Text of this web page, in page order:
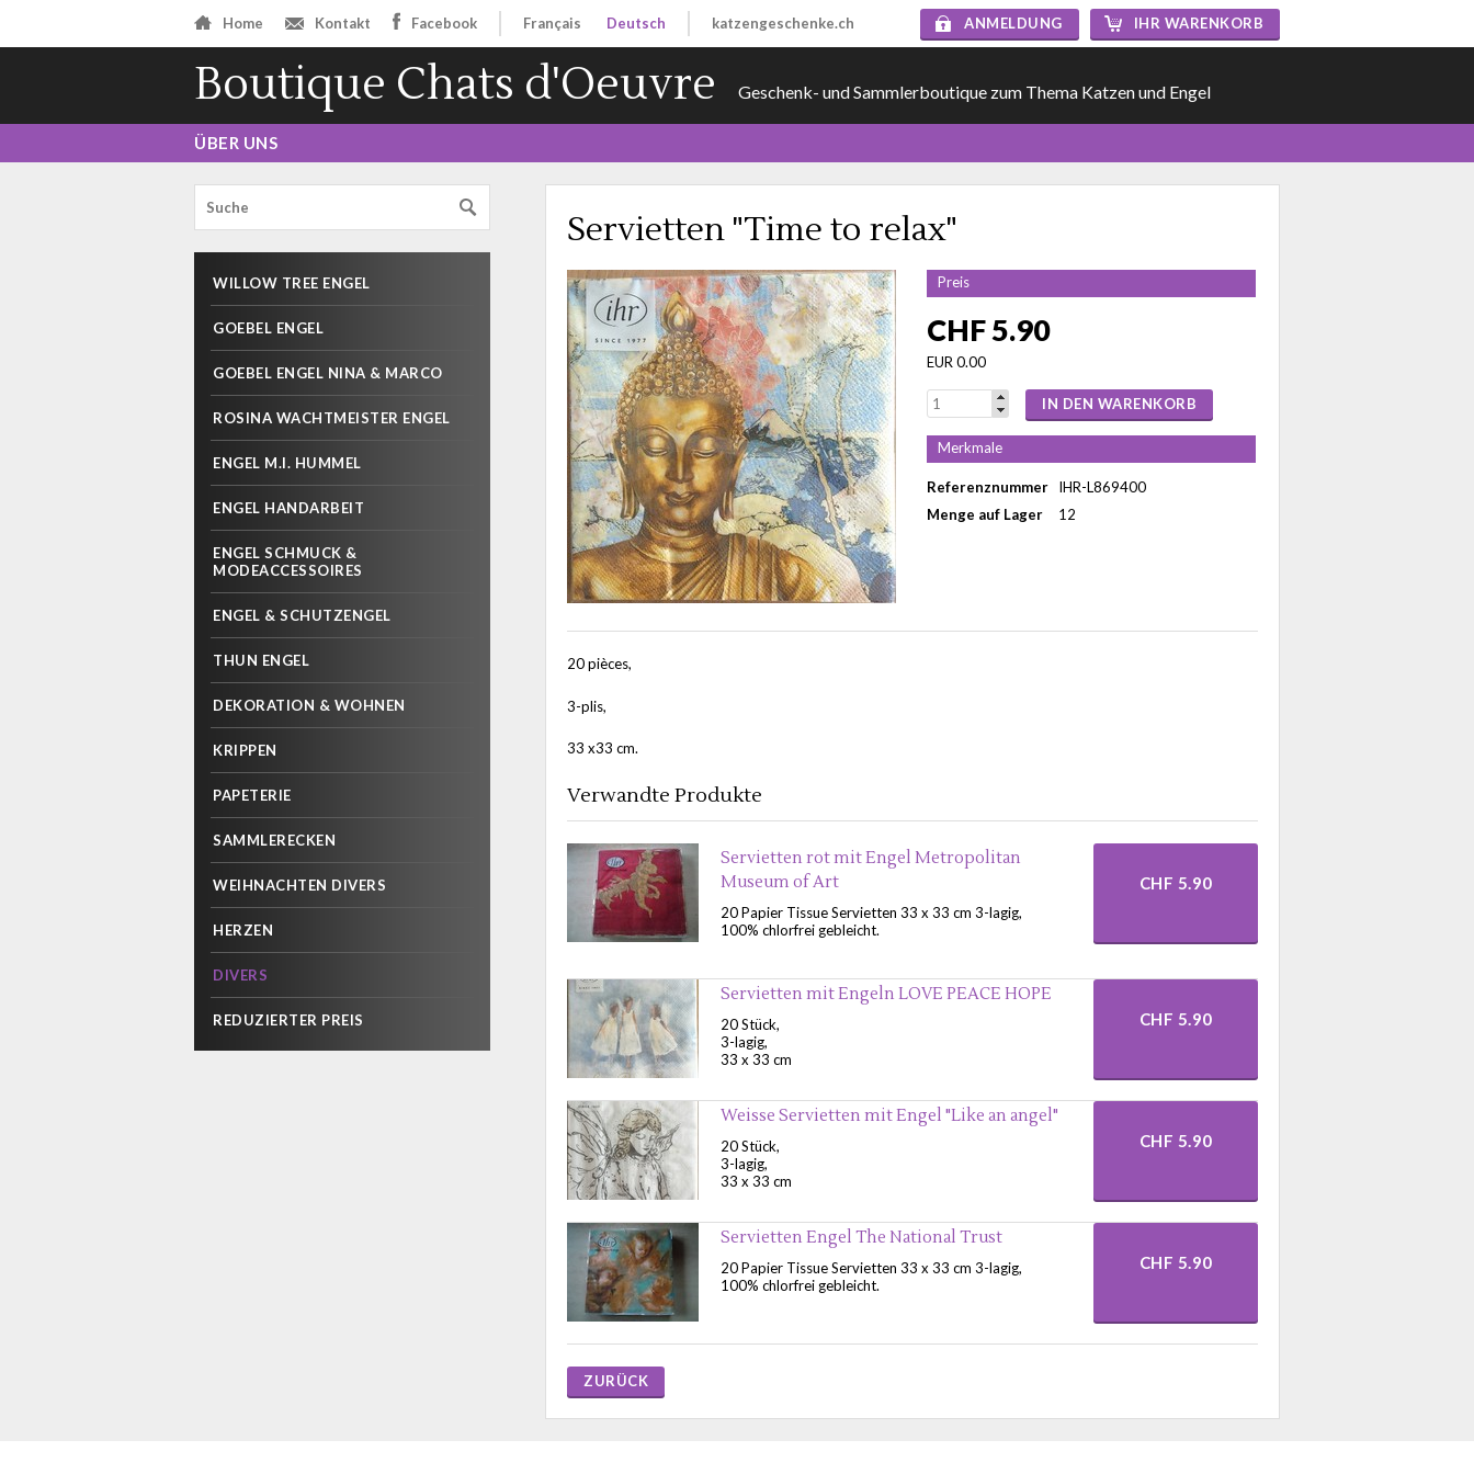
Home Kontakt Facebook Français Deutsch katzengeschenke.ch ANMELDUNG IHR WARENKORB
Boutique Chats d'Oeuvre Geschenk- und Sammlerboutique zum Thema Katzen und Engel
ÜBER UNS
WILLOW TREE ENGEL
GOEBEL ENGEL
GOEBEL ENGEL NINA & MARCO
ROSINA WACHTMEISTER ENGEL
ENGEL M.I. HUMMEL
ENGEL HANDARBEIT
ENGEL SCHMUCK &
MODEACCESSOIRES
ENGEL & SCHUTZENGEL
THUN ENGEL
DEKORATION & WOHNEN
KRIPPEN
PAPETERIE
SAMMLERECKEN
WEIHNACHTEN DIVERS
HERZEN
DIVERS
REDUZIERTER PREIS
Servietten "Time to relax"
Preis
CHF 5.90
EUR 0.00
IN DEN WARENKORB
Merkmale
Referenznummer
IHR-L869400
Menge auf Lager
12
20 pièces,
3-plis,
33 x33 cm.
Verwandte Produkte
Servietten rot mit Engel Metropolitan
Museum of Art
20 Papier Tissue Servietten 33 x 33 cm 3-lagig,
100% chlorfrei gebleicht.
CHF 5.90
Servietten mit Engeln LOVE PEACE HOPE
20 Stück,
3-lagig,
33 x 33 cm
CHF 5.90
Weisse Servietten mit Engel "Like an angel"
20 Stück,
3-lagig,
33 x 33 cm
CHF 5.90
Servietten Engel The National Trust
20 Papier Tissue Servietten 33 x 33 cm 3-lagig,
100% chlorfrei gebleicht.
CHF 5.90
ZURÜCK